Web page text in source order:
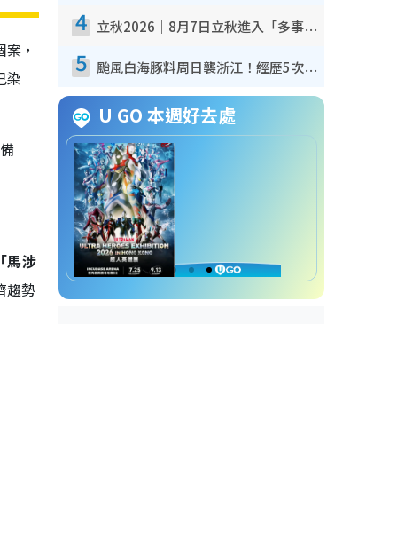
，
染
「馬涉
趨勢
4 立秋2026｜8月7日立秋進入「多事之秋」 3件事唔做得！專家教6招開運 清枱頭／銀包納氣接好運
5 颱風白海豚料周日襲浙江！經歷5次「眼牆置換」極罕見 成登陸內地最長途颱風
U GO 本週好去處